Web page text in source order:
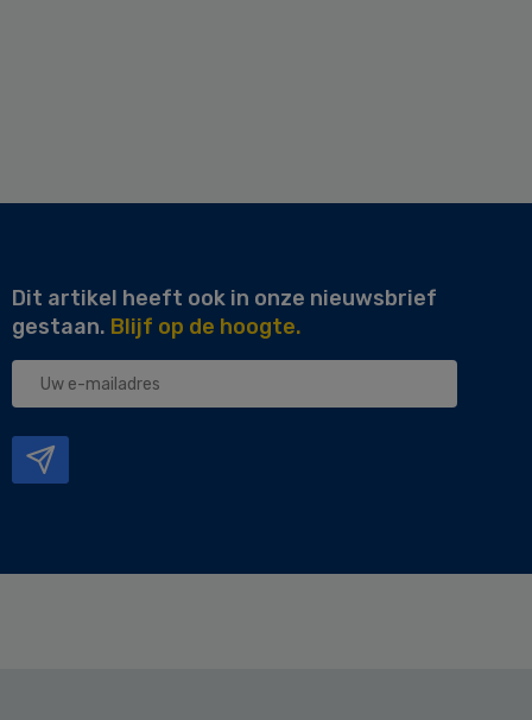
Dit artikel heeft ook in onze nieuwsbrief
gestaan. Blijf op de hoogte.
Uw